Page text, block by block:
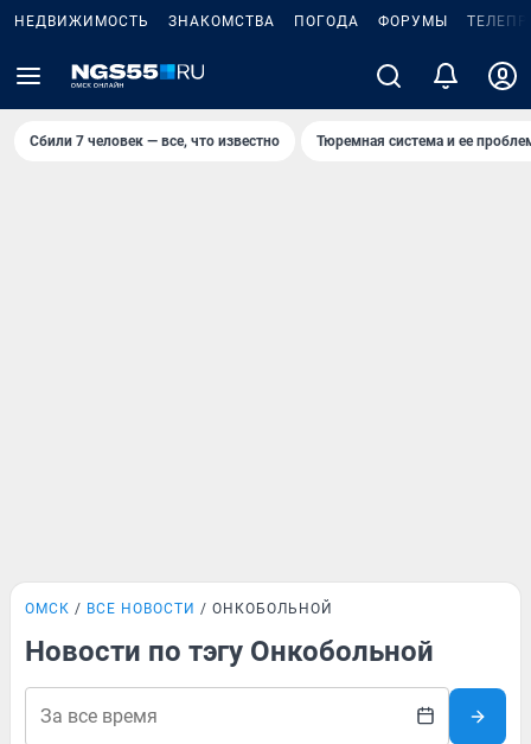
НЕДВИЖИМОСТЬ ЗНАКОМСТВА ПОГОДА ФОРУМЫ
Сбили 7 человек — все, что известно Тюремная система и ее
ОМСК ВСЕ НОВОСТИ ОНКОБОЛЬНОЙ
Новости по тэгу Онкобольной